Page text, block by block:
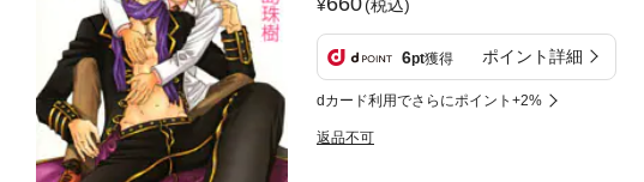
(税込)
6pt獲得 ポイント詳細
dカード利用でさらにポイント+2%
返品不可